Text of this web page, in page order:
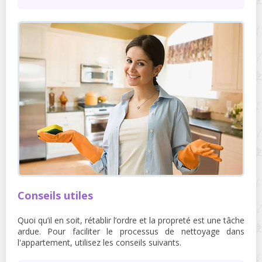
Conseils utiles
Quoi qu’il en soit, rétablir l’ordre et la propreté est une tâche
ardue. Pour faciliter le processus de nettoyage dans
l'appartement, utilisez les conseils suivants.